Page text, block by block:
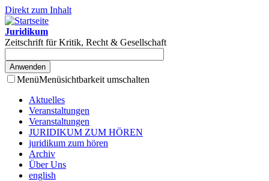
Direkt zum Inhalt
Juridikum
Zeitschrift für Kritik, Recht & Gesellschaft
MenüMenüsichtbarkeit umschalten
Aktuelles
Veranstaltungen
Veranstaltungen
JURIDIKUM ZUM HÖREN
juridikum zum hören
Archiv
Über Uns
english